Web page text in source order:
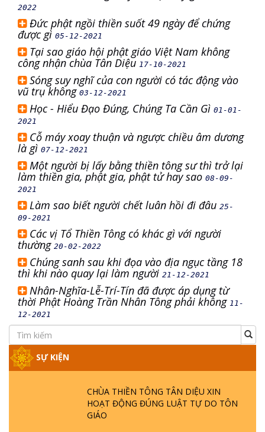
2022
Đức phật ngồi thiền suốt 49 ngày để chứng
được gì 05-12-2021
Tại sao giáo hội phật giáo Việt Nam không
công nhận chùa Tân Diệu 17-10-2021
Sóng suy nghĩ của con người có tác động vào
vũ trụ không 03-12-2021
Học - Hiểu Đạo Đúng, Chúng Ta Cần Gì 01-01-
2021
Cỗ máy xoay thuận và ngược chiều âm dương
là gì 07-12-2021
Một người bị lấy bằng thiền tông sư thì trở lại
làm thiền gia, phật gia, phật tử hay sao 08-09-
2021
Làm sao biết người chết luân hồi đi đâu 25-
09-2021
Các vị Tổ Thiền Tông có khác gì với người
thường 20-02-2022
Chúng sanh sau khi đọa vào địa ngục tầng 18
thì khi nào quay lại làm người 21-12-2021
Nhân-Nghĩa-Lễ-Trí-Tín đã được áp dụng từ
thời Phật Hoàng Trần Nhân Tông phải không 11-
12-2021
SỰ KIỆN
CHÙA THIỀN TÔNG TÂN DIỆU XIN
HOẠT ĐỘNG ĐÚNG LUẬT TỰ DO TÔN
GIÁO